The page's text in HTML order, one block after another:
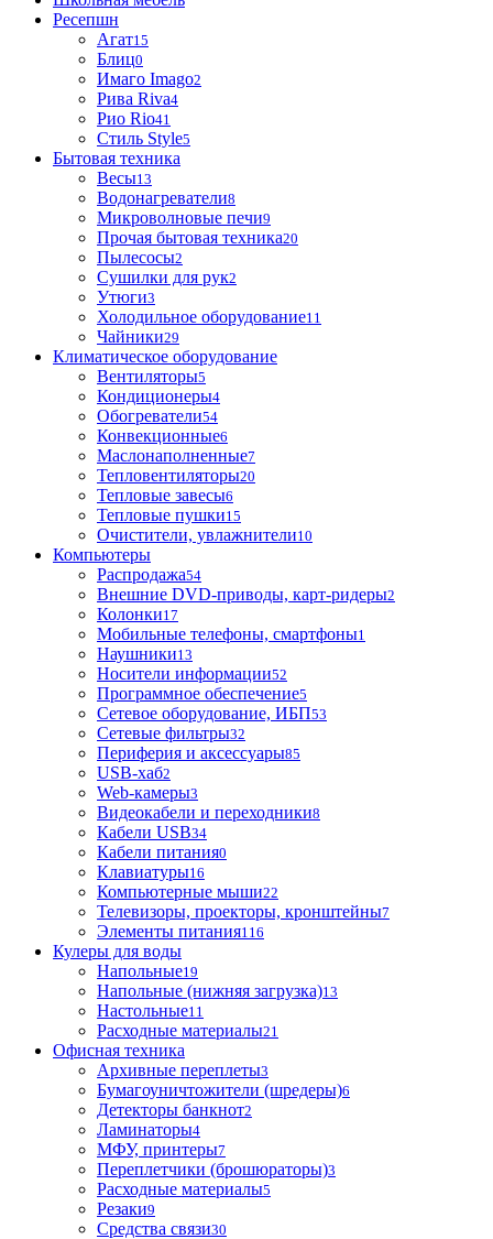
Ресепшн
Агат15
Блиц0
Имаго Imago2
Рива Riva4
Рио Rio41
Стиль Style5
Бытовая техника
Весы13
Водонагреватели8
Микроволновые печи9
Прочая бытовая техника20
Пылесосы2
Сушилки для рук2
Утюги3
Холодильное оборудование11
Чайники29
Климатическое оборудование
Вентиляторы5
Кондиционеры4
Обогреватели54
Конвекционные6
Маслонаполненные7
Тепловентиляторы20
Тепловые завесы6
Тепловые пушки15
Очистители, увлажнители10
Компьютеры
Распродажа54
Внешние DVD-приводы, карт-ридеры2
Колонки17
Мобильные телефоны, смартфоны1
Наушники13
Носители информации52
Программное обеспечение5
Сетевое оборудование, ИБП53
Сетевые фильтры32
Периферия и аксессуары85
USB-хаб2
Web-камеры3
Видеокабели и переходники8
Кабели USB34
Кабели питания0
Клавиатуры16
Компьютерные мыши22
Телевизоры, проекторы, кронштейны7
Элементы питания116
Кулеры для воды
Напольные19
Напольные (нижняя загрузка)13
Настольные11
Расходные материалы21
Офисная техника
Архивные переплеты3
Бумагоуничтожители (шредеры)6
Детекторы банкнот2
Ламинаторы4
МФУ, принтеры7
Переплетчики (брошюраторы)3
Расходные материалы5
Резаки9
Средства связи30